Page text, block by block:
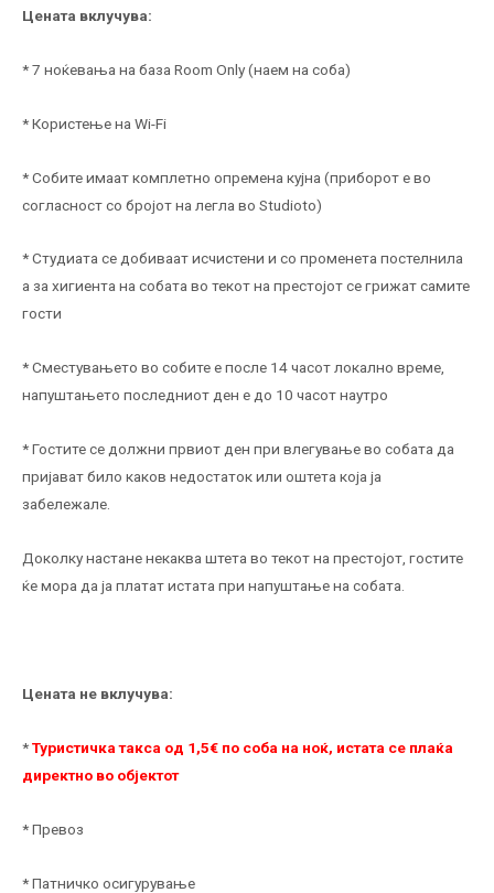
Цената вклучува:
* 7 ноќевања на база Room Only (наем на соба)
* Користење на Wi-Fi
* Собите имаат комплетно опремена кујна (приборот е во
согласност со бројот на легла во Studioto)
* Студиата се добиваат исчистени и со променета постелнила
а за хигиента на собата во текот на престојот се грижат самите
гости
* Сместувањето во собите е после 14 часот локално време,
напуштањето последниот ден е до 10 часот наутро
* Гостите се должни првиот ден при влегување во собата да
пријават било каков недостаток или оштета која ја
забележале.
Доколку настане некаква штета во текот на престојот, гостите
ќе мора да ја платат истата при напуштање на собата.
Цената не вклучува:
*Туристичка такса од 1,5€ по соба на ноќ, истата се плаќа
директно во објектот
* Превоз
* Патничко осигурување